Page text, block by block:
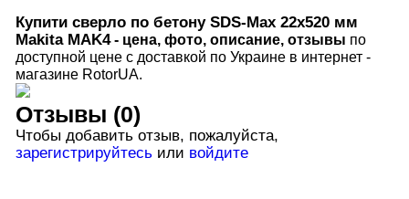
Купити сверло по бетону SDS-Max 22x520 мм
Makita MAK4- цена, фото, описание, отзывы по
доступной цене с доставкой по Украине в интернет -
магазине RotorUA.
Отзывы (0)
Чтобы добавить отзыв, пожалуйста,
зарегистрируйтесьили войдите